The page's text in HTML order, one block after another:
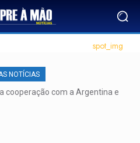
NOTÍCIAS
cooperação com a Argentina e